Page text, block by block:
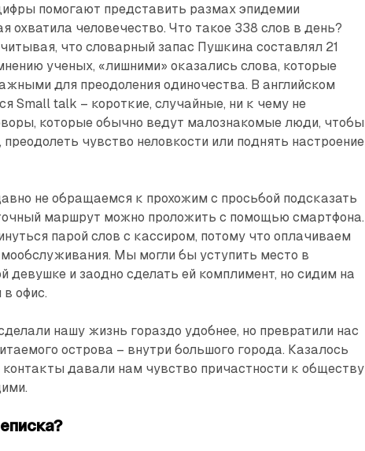
помогают представить размах эпидемии
охватила человечество. Что такое 338 слов в день?
что словарный запас Пушкина составлял 21
ученых, «лишними» оказались слова, которые
для прео­доления одиночества. В английском
Small talk – короткие, случайные, ни к чему не
которые обычно ведут малознакомые люди, чтобы
преодолеть чувство неловкости или поднять настроение
не обращаемся к прохожим с просьбой подсказать
маршрут можно проложить с помощью смартфона.
парой слов с кассиром, потому что оплачиваем
Мы могли бы уступить место в
девушке и заодно сделать ей комплимент, но сидим на
офис.
нашу жизнь гораздо удобнее, но превратили нас
острова – внутри большого города. Казалось
давали нам чувство причастности к обществу